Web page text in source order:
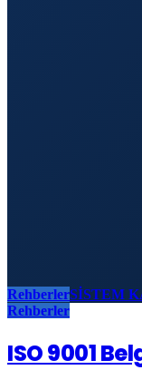
RehberlerSİSTEM
Rehberler
ISO 9001